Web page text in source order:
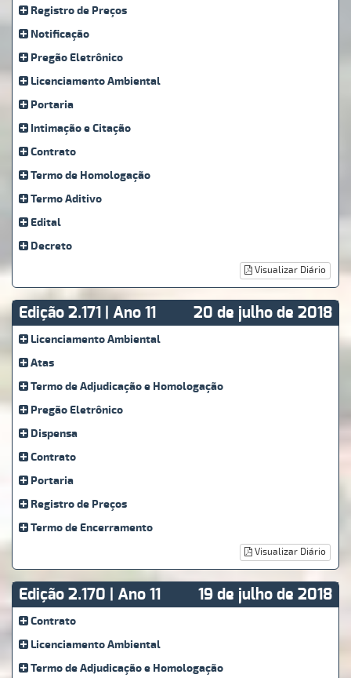
Registro de Preços
Notificação
Pregão Eletrônico
Licenciamento Ambiental
Portaria
Intimação e Citação
Contrato
Termo de Homologação
Termo Aditivo
Edital
Decreto
Visualizar Diário
Edição 2.171 | Ano 11 20 de julho de 2018
Licenciamento Ambiental
Atas
Termo de Adjudicação e Homologação
Pregão Eletrônico
Dispensa
Contrato
Portaria
Registro de Preços
Termo de Encerramento
Visualizar Diário
Edição 2.170 | Ano 11 19 de julho de 2018
Contrato
Licenciamento Ambiental
Termo de Adjudicação e Homologação